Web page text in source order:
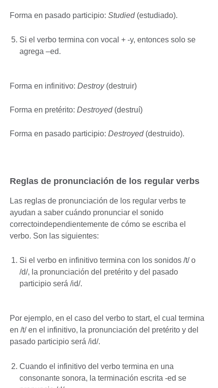
Forma en pasado participio: Studied (estudiado).
Si el verbo termina con vocal + -y, entonces solo se
agrega –ed.
Forma en infinitivo: Destroy (destruir)
Forma en pretérito: Destroyed (destruí)
Forma en pasado participio: Destroyed (destruido).
Reglas de pronunciación de los regular verbs
Las reglas de pronunciación de los regular verbs te
ayudan a saber cuándo pronunciar el sonido
correctoindependientemente de cómo se escriba el
verbo. Son las siguientes:
Si el verbo en infinitivo termina con los sonidos /t/ o
/d/, la pronunciación del pretérito y del pasado
participio será /id/.
Por ejemplo, en el caso del verbo to start, el cual termina
en /t/ en el infinitivo, la pronunciación del pretérito y del
pasado participio será /id/.
Cuando el infinitivo del verbo termina en una
consonante sonora, la terminación escrita -ed se